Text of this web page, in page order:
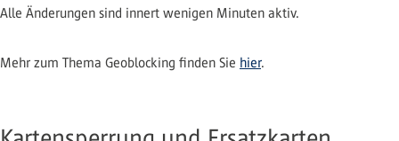
Alle Änderungen sind innert wenigen Minuten aktiv.
Mehr zum Thema Geoblocking finden Sie hier.